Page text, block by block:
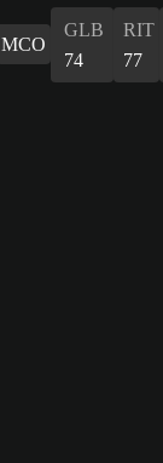
MCO
GLB
74
RIT
77